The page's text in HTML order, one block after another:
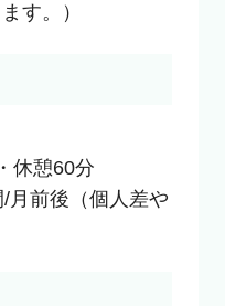
す。）
休憩60分
前後（個人差や